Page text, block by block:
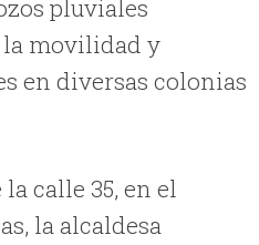
pluviales
movilidad y
en diversas colonias
calle 35, en el
la alcaldesa